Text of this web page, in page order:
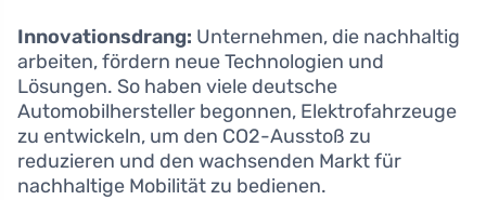
Innovationsdrang: Unternehmen, die nachhaltig
arbeiten, fördern neue Technologien und
Lösungen. So haben viele deutsche
Automobilhersteller begonnen, Elektrofahrzeuge
zu entwickeln, um den CO2-Ausstoß zu
reduzieren und den wachsenden Markt für
nachhaltige Mobilität zu bedienen.